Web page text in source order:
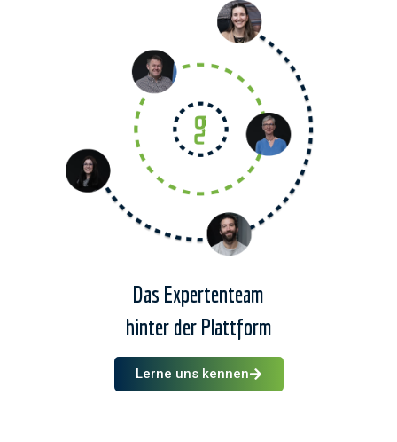
Das Expertenteam
hinter der Plattform
Lerne uns kennen